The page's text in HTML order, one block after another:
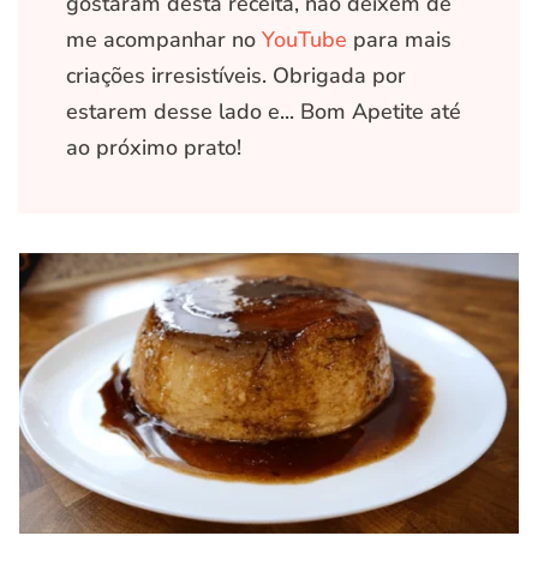
me acompanhar no YouTube para mais
criações irresistíveis. Obrigada por
estarem desse lado e... Bom Apetite até
ao próximo prato!